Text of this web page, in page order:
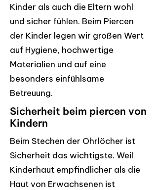
Kinder als auch die Eltern wohl
und sicher fühlen. Beim Piercen
der Kinder legen wir großen Wert
auf Hygiene, hochwertige
Materialien und auf eine
besonders einfühlsame
Betreuung.
Sicherheit beim piercen von
Kindern
Beim Stechen der Ohrlöcher ist
Sicherheit das wichtigste. Weil
Kinderhaut empfindlicher als die
Haut von Erwachsenen ist